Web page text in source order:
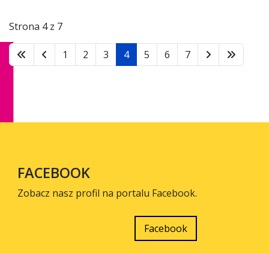
Strona 4 z 7
1 2 3 4 5 6 7
FACEBOOK
Zobacz nasz profil na portalu Facebook.
Facebook